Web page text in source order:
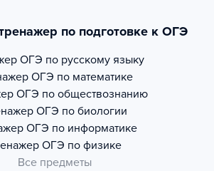
по подготовке к ОГЭ
ОГЭ по русскому языку
ОГЭ по математике
ОГЭ по обществознанию
ОГЭ по биологии
ОГЭ по информатике
ОГЭ по физике
Все предметы